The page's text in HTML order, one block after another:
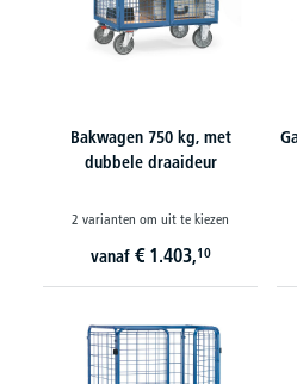
Bakwagen 750 kg, met
dubbele draaideur
2 varianten om uit te kiezen
vanaf € 1.403,10